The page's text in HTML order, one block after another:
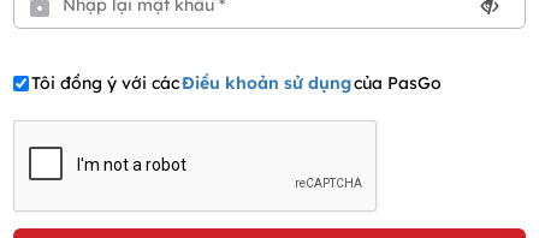
Tôi đồng ý với cácĐiều khoản sử dụngcủa PasGo